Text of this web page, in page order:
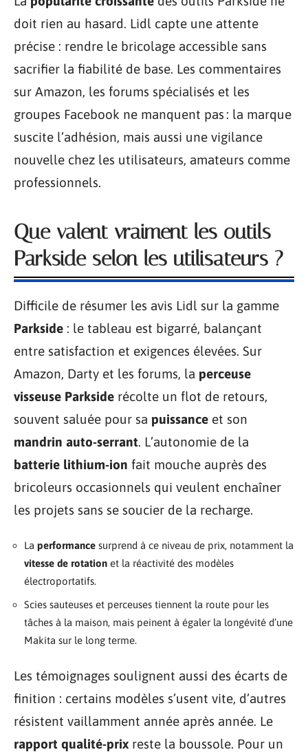
doit rien au hasard. Lidl capte une attente
précise : rendre le bricolage accessible sans
sacrifier la fiabilité de base. Les commentaires
sur Amazon, les forums spécialisés et les
groupes Facebook ne manquent pas : la marque
suscite l’adhésion, mais aussi une vigilance
nouvelle chez les utilisateurs, amateurs comme
professionnels.
Que valent vraiment les outils
Parkside selon les utilisateurs ?
Difficile de résumer les avis Lidl sur la gamme
Parkside : le tableau est bigarré, balançant
entre satisfaction et exigences élevées. Sur
Amazon, Darty et les forums, la perceuse
visseuse Parkside récolte un flot de retours,
souvent saluée pour sa puissance et son
mandrin auto-serrant. L’autonomie de la
batterie lithium-ion fait mouche auprès des
bricoleurs occasionnels qui veulent enchaîner
les projets sans se soucier de la recharge.
La performance surprend à ce niveau de prix, notamment la
vitesse de rotation et la réactivité des modèles
électroportatifs.
Scies sauteuses et perceuses tiennent la route pour les
tâches à la maison, mais peinent à égaler la longévité d’une
Makita sur le long terme.
Les témoignages soulignent aussi des écarts de
finition : certains modèles s’usent vite, d’autres
résistent vaillamment année après année. Le
rapport qualité-prix reste la boussole. Pour un